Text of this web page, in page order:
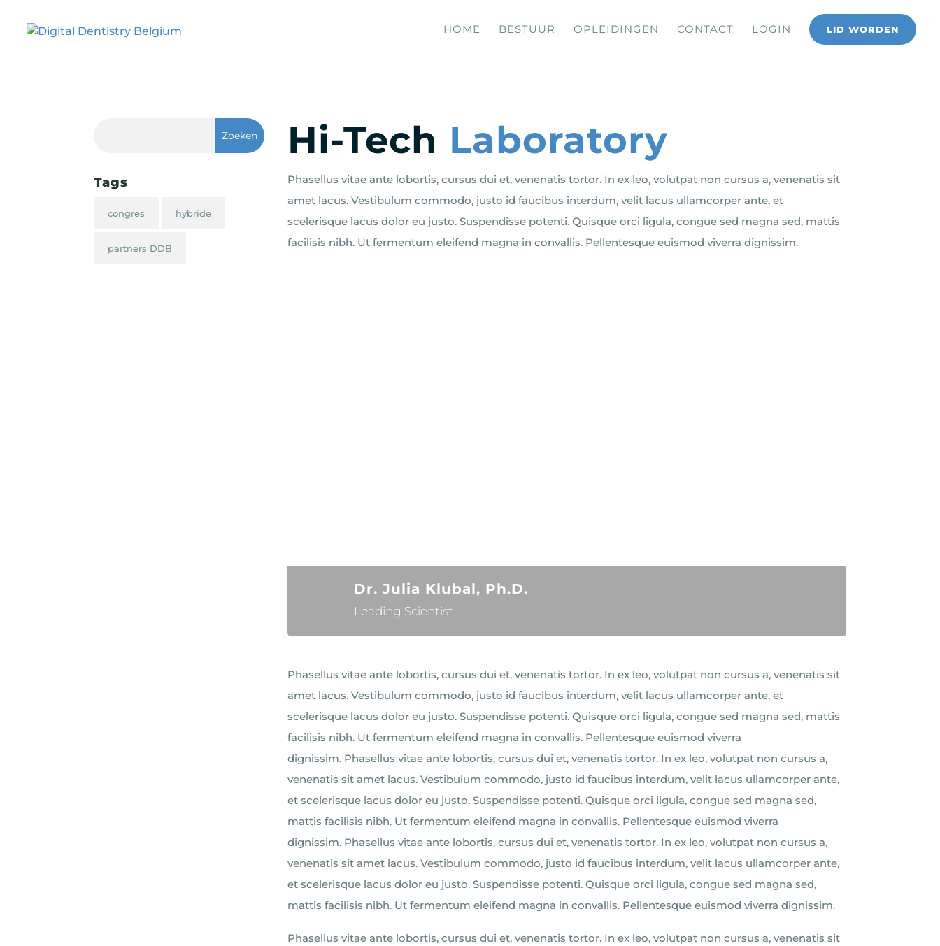
HOME BESTUUR OPLEIDINGEN CONTACT LOGIN LID WORDEN
Tags
congres hybride
partners DDB
Hi-Tech Laboratory
Phasellus vitae ante lobortis, cursus dui et, venenatis tortor. In ex leo, volutpat non cursus a, venenatis sit
amet lacus. Vestibulum commodo, justo id faucibus interdum, velit lacus ullamcorper ante, et
scelerisque lacus dolor eu justo. Suspendisse potenti. Quisque orci ligula, congue sed magna sed, mattis
facilisis nibh. Ut fermentum eleifend magna in convallis. Pellentesque euismod viverra dignissim.
Dr. Julia Klubal, Ph.D.
Leading Scientist
Phasellus vitae ante lobortis, cursus dui et, venenatis tortor. In ex leo, volutpat non cursus a, venenatis sit
amet lacus. Vestibulum commodo, justo id faucibus interdum, velit lacus ullamcorper ante, et
scelerisque lacus dolor eu justo. Suspendisse potenti. Quisque orci ligula, congue sed magna sed, mattis
facilisis nibh. Ut fermentum eleifend magna in convallis. Pellentesque euismod viverra
dignissim. Phasellus vitae ante lobortis, cursus dui et, venenatis tortor. In ex leo, volutpat non cursus a,
venenatis sit amet lacus. Vestibulum commodo, justo id faucibus interdum, velit lacus ullamcorper ante,
et scelerisque lacus dolor eu justo. Suspendisse potenti. Quisque orci ligula, congue sed magna sed,
mattis facilisis nibh. Ut fermentum eleifend magna in convallis. Pellentesque euismod viverra
dignissim. Phasellus vitae ante lobortis, cursus dui et, venenatis tortor. In ex leo, volutpat non cursus a,
venenatis sit amet lacus. Vestibulum commodo, justo id faucibus interdum, velit lacus ullamcorper ante,
et scelerisque lacus dolor eu justo. Suspendisse potenti. Quisque orci ligula, congue sed magna sed,
mattis facilisis nibh. Ut fermentum eleifend magna in convallis. Pellentesque euismod viverra dignissim.
Phasellus vitae ante lobortis, cursus dui et, venenatis tortor. In ex leo, volutpat non cursus a, venenatis sit